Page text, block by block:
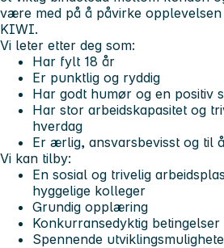
være med på å påvirke
KIWI.
Vi leter etter deg som:
Har fylt 18 år
Er punktlig og ryddig
Har godt humør og en positiv
Har stor arbeidskapasitet og
hverdag
Er ærlig, ansvarsbevisst og til
Vi kan tilby:
En sosial og trivelig
hyggelige kolleger
Grundig opplæring
Konkurransedyktig betingelser
Spennende